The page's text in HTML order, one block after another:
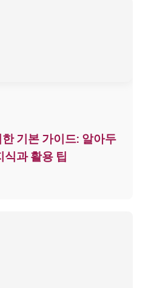
기본 가이드: 알아두
식과 활용 팁